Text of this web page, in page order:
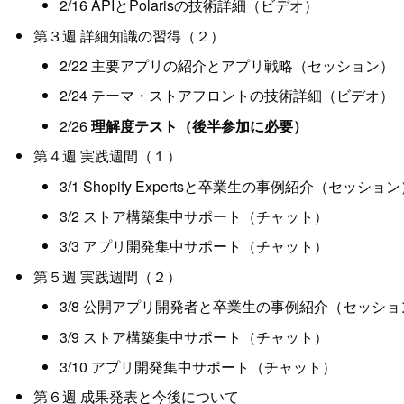
2/16 APIとPolarisの技術詳細（ビデオ）
第３週 詳細知識の習得（２）
2/22 主要アプリの紹介とアプリ戦略（セッション）
2/24 テーマ・ストアフロントの技術詳細（ビデオ）
2/26理解度テスト（後半参加に必要）
第４週 実践週間（１）
3/1 Shopify Expertsと卒業生の事例紹介（セッション
3/2 ストア構築集中サポート（チャット）
3/3 アプリ開発集中サポート（チャット）
第５週 実践週間（２）
3/8 公開アプリ開発者と卒業生の事例紹介（セッショ
3/9 ストア構築集中サポート（チャット）
3/10 アプリ開発集中サポート（チャット）
第６週 成果発表と今後について